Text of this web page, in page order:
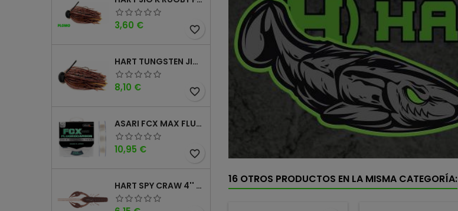
Precio
3,60 € favorite_border
HART TUNGSTEN JIG T FOOTBALL DM
Precio
8,10 € favorite_border
ASARI FCX MAX FLUOROCARBONO 100% 100MTS
Precio
10,95 € favorite_border
HART SPY CRAW 4'' CINNAMON PURPLE
16 OTROS PRODUCTOS EN LA MISMA CATEGORÍA: